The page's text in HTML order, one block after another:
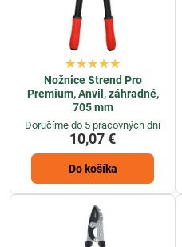
Nožnice Strend Pro
Premium, Anvil, záhradné,
705 mm
Doručíme do 5 pracovných dní
10,07 €
Do košíka